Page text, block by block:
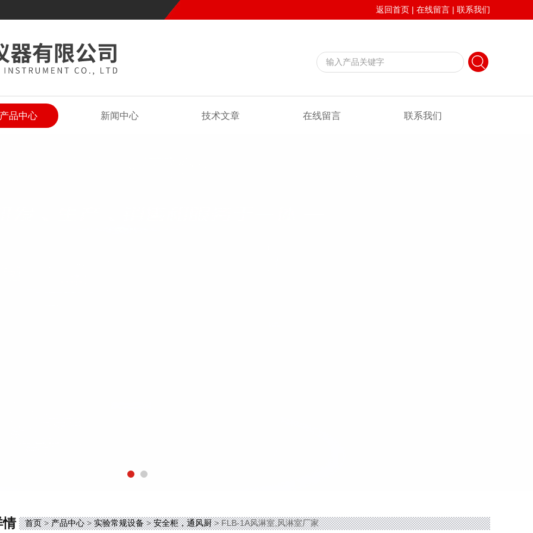
返回首页 | 在线留言 | 联系我们
产品中心 新闻中心 技术文章 在线留言 联系我们
情 首页>产品中心>实验常规设备>安全柜，通风厨> FLB-1A风淋室,风淋室厂家